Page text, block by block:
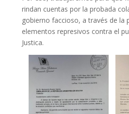
rindan cuentas por la probada
gobierno faccioso, a través de la
elementos represivos contra el
Justica.